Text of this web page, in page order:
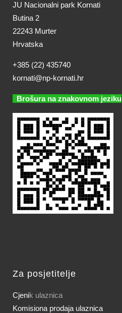
JU Nacionalni park Kornati
Butina 2
22243 Murter
Hrvatska
+385 (22) 435740
kornati@np-kornati.hr
Brošura na znakovnom jeziku
Za posjetitelje
Cjenik ulaznica
Komisiona prodaja ulaznica